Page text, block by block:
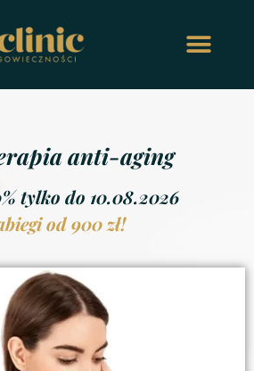
anti-aging
tylko do 10.08.2026
od 900 zł!